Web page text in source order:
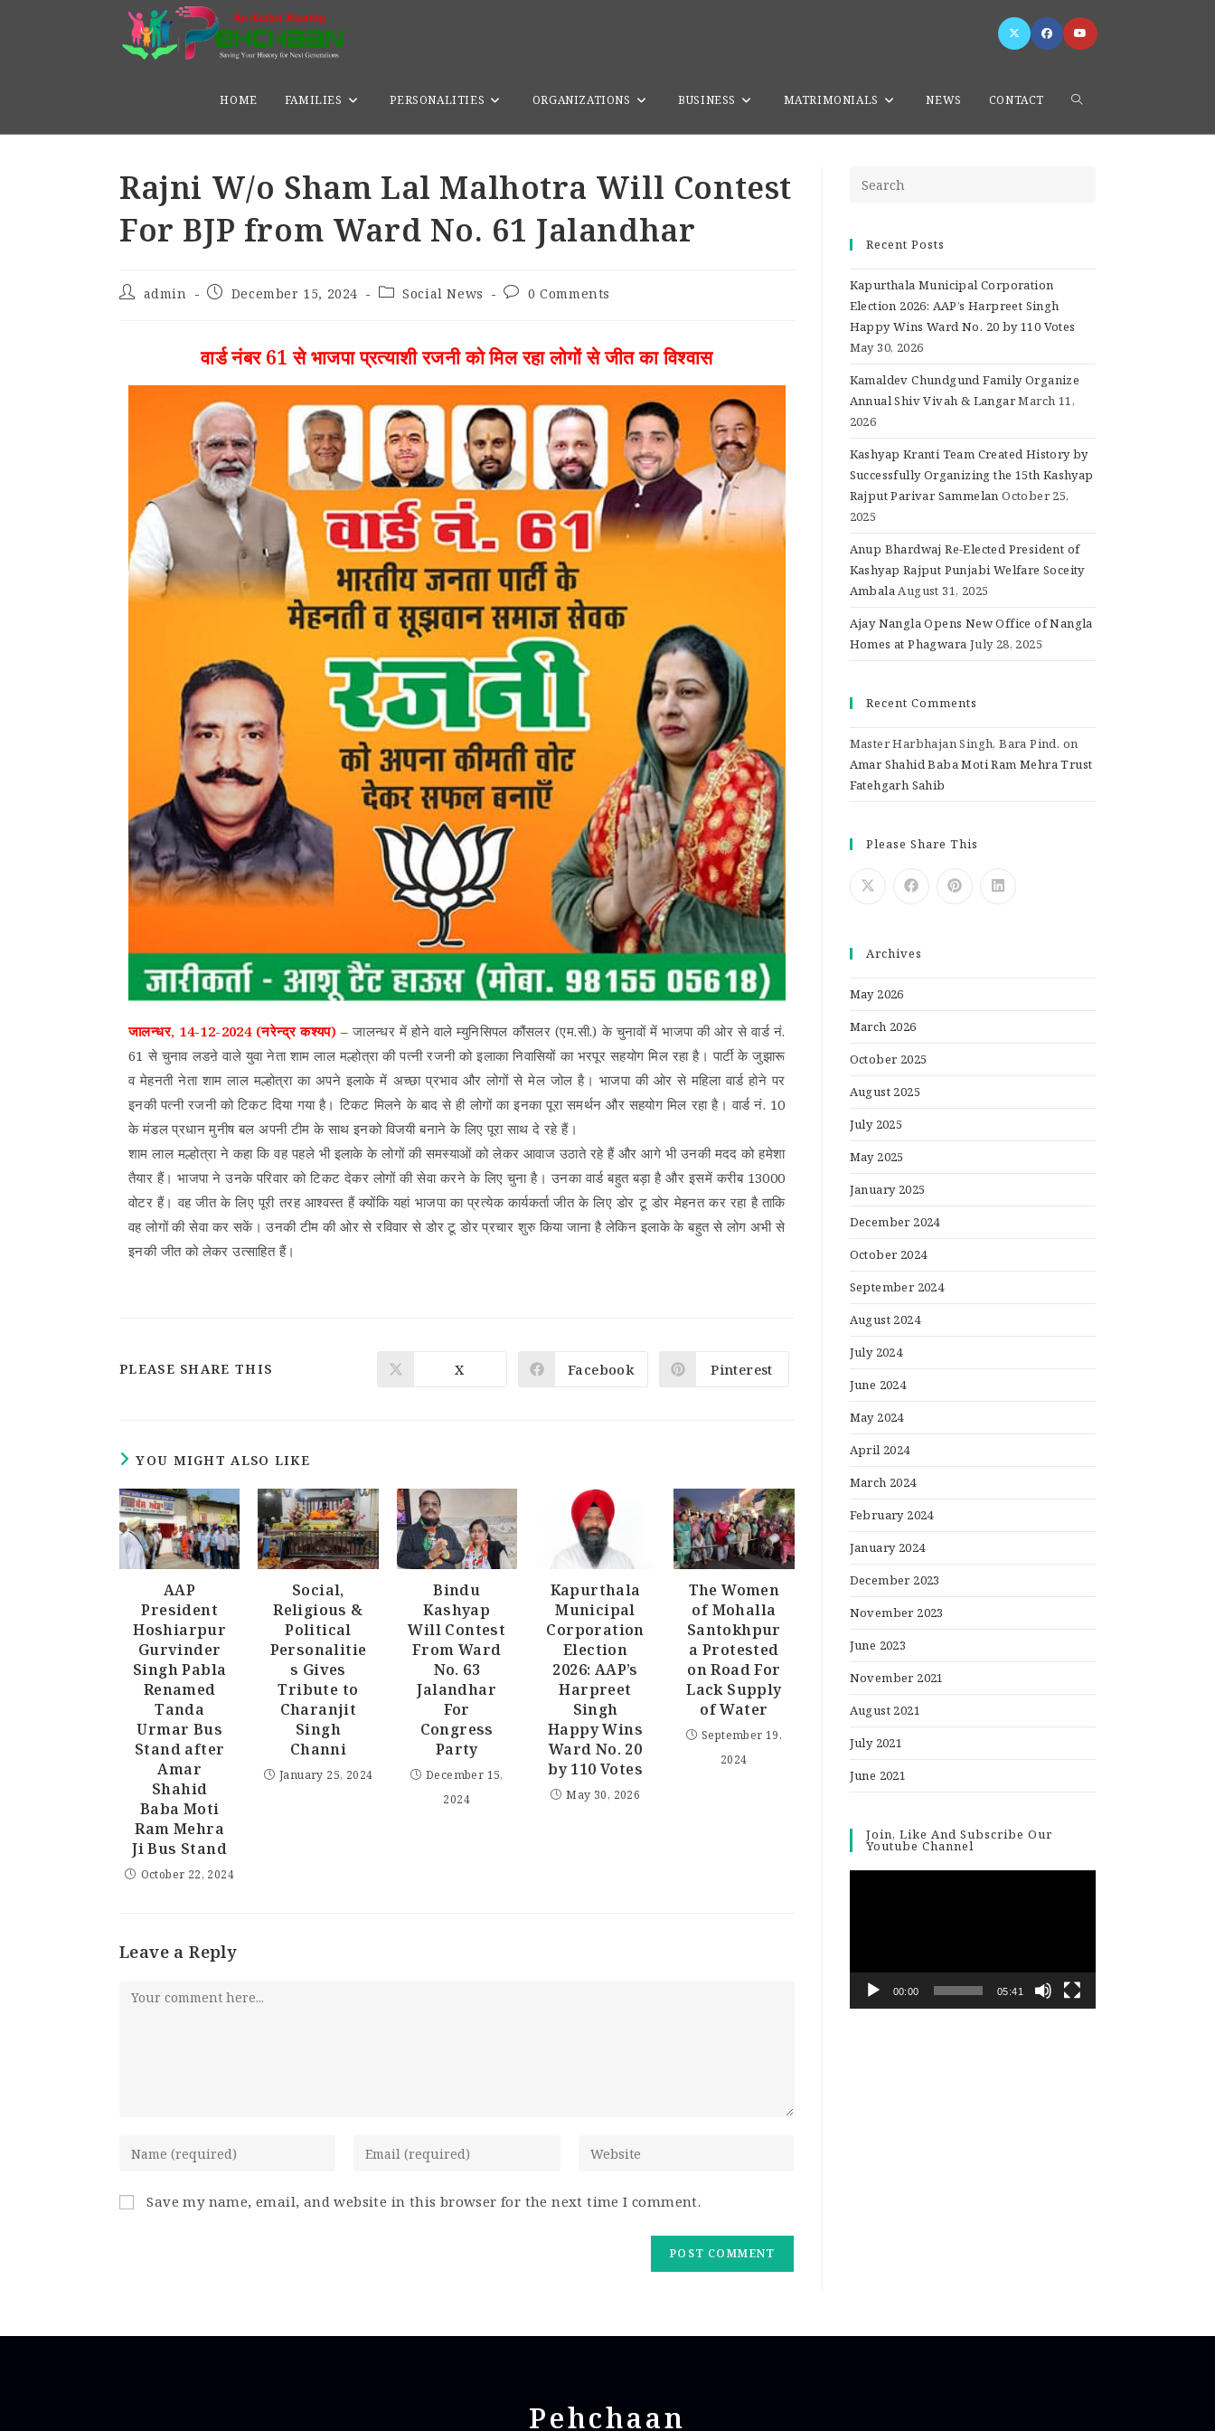
HOME FAMILIES PERSONALITIES ORGANIZATIONS BUSINESS MATRIMONIALS NEWS CONTACT
Rajni W/o Sham Lal Malhotra Will Contest
For BJP from Ward No. 61 Jalandhar
admin December 15, 2024 Social News 0 Comments
वार्ड नंबर 61 से भाजपा प्रत्याशी रजनी को मिल रहा लोगों से जीत का विश्वास
जालन्धर, 14-12-2024 (नरेन्द्र कश्यप) – जालन्धर में होने वाले म्युनिसिपल कौंसलर (एम.सी.) के चुनावों में भाजपा की ओर से वार्ड नं.
61 से चुनाव लडऩे वाले युवा नेता शाम लाल मल्होत्रा की पत्नी रजनी को इलाका निवासियों का भरपूर सहयोग मिल रहा है। पार्टी के जुझारू
व मेहनती नेता शाम लाल मल्होत्रा का अपने इलाके में अच्छा प्रभाव और लोगों से मेल जोल है। भाजपा की ओर से महिला वार्ड होने पर
इनकी पत्नी रजनी को टिकट दिया गया है। टिकट मिलने के बाद से ही लोगों का इनका पूरा समर्थन और सहयोग मिल रहा है। वार्ड नं. 10
के मंडल प्रधान मुनीष बल अपनी टीम के साथ इनको विजयी बनाने के लिए पूरा साथ दे रहे हैं।
शाम लाल मल्होत्रा ने कहा कि वह पहले भी इलाके के लोगों की समस्याओं को लेकर आवाज उठाते रहे हैं और आगे भी उनकी मदद को हमेशा
तैयार हैं। भाजपा ने उनके परिवार को टिकट देकर लोगों की सेवा करने के लिए चुना है। उनका वार्ड बहुत बड़ा है और इसमें करीब 13000
वोटर हैं। वह जीत के लिए पूरी तरह आश्वस्त हैं क्योंकि यहां भाजपा का प्रत्येक कार्यकर्ता जीत के लिए डोर टू डोर मेहनत कर रहा है ताकि
वह लोगों की सेवा कर सकें। उनकी टीम की ओर से रविवार से डोर टू डोर प्रचार शुरु किया जाना है लेकिन इलाके के बहुत से लोग अभी से
इनकी जीत को लेकर उत्साहित हैं।
PLEASE SHARE THIS X Facebook Pinterest
YOU MIGHT ALSO LIKE
AAP
President
Hoshiarpur
Gurvinder
Singh Pabla
Renamed
Tanda
Urmar Bus
Stand after
Amar
Shahid
Baba Moti
Ram Mehra
Ji Bus Stand
October 22, 2024
Social,
Religious &
Political
Personalitie
s Gives
Tribute to
Charanjit
Singh
Channi
January 25, 2024
Bindu
Kashyap
Will Contest
From Ward
No. 63
Jalandhar
For
Congress
Party
December 15,
2024
Kapurthala
Municipal
Corporation
Election
2026: AAP’s
Harpreet
Singh
Happy Wins
Ward No. 20
by 110 Votes
May 30, 2026
The Women
of Mohalla
Santokhpur
a Protested
on Road For
Lack Supply
of Water
September 19,
2024
Leave a Reply
Save my name, email, and website in this browser for the next time I comment.
Recent Posts
Kapurthala Municipal Corporation
Election 2026: AAP’s Harpreet Singh
Happy Wins Ward No. 20 by 110 Votes
May 30, 2026
Kamaldev Chundgund Family Organize
Annual Shiv Vivah & LangarMarch 11,
2026
Kashyap Kranti Team Created History by
Successfully Organizing the 15th Kashyap
Rajput Parivar Sammelan October 25,
2025
Anup Bhardwaj Re-Elected President of
Kashyap Rajput Punjabi Welfare Soceity
AmbalaAugust 31, 2025
Ajay Nangla Opens New Office of Nangla
Homes at Phagwara July 28, 2025
Recent Comments
Master Harbhajan Singh, Bara Pind. on
Amar Shahid Baba Moti Ram Mehra Trust
Fatehgarh Sahib
Please Share This
Archives
May 2026
March 2026
October 2025
August 2025
July 2025
May 2025
January 2025
December 2024
October 2024
September 2024
August 2024
July 2024
June 2024
May 2024
April 2024
March 2024
February 2024
January 2024
December 2023
November 2023
June 2023
November 2021
August 2021
July 2021
June 2021
Join, Like And Subscribe Our
Youtube Channel
00:00 05:41
Pehchaan